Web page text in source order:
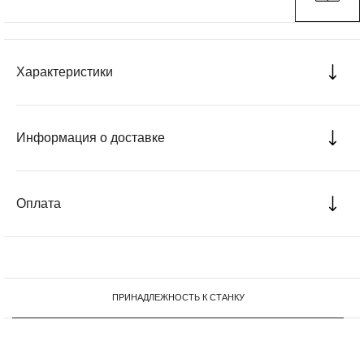
Характеристики
Информация о доставке
Оплата
ПРИНАДЛЕЖНОСТЬ К СТАНКУ